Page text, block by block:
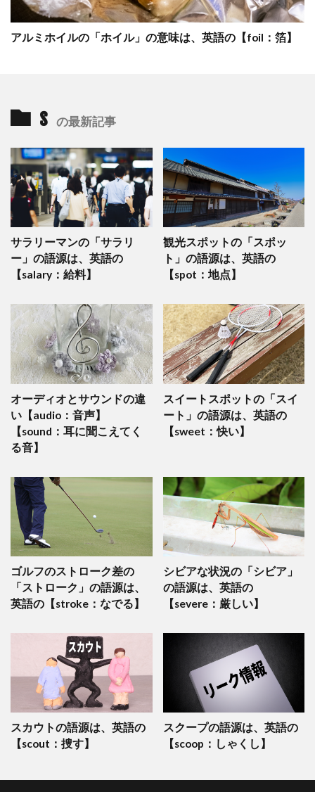
アルミホイルの「ホイル」の意味は、英語の【foil：箔】
s の最新記事
サラリーマンの「サラリ
ー」の語源は、英語の
【salary：給料】
観光スポットの「スポッ
ト」の語源は、英語の
【spot：地点】
オーディオとサウンドの違
い【audio：音声】
【sound：耳に聞こえてく
る音】
スイートスポットの「スイ
ート」の語源は、英語の
【sweet：快い】
ゴルフのストローク差の
「ストローク」の語源は、
英語の【stroke：なでる】
シビアな状況の「シビア」
の語源は、英語の
【severe：厳しい】
スカウトの語源は、英語の
【scout：捜す】
スクープの語源は、英語の
【scoop：しゃくし】